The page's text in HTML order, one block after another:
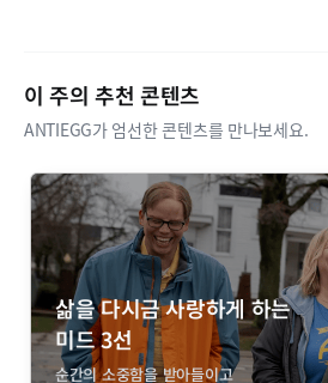
이 주의 추천 콘텐츠
ANTIEGG가 엄선한 콘텐츠를 만나보세요.
삶을 다시금 사랑하게 하는
미드 3선
순간의 소중함을 받아들이고